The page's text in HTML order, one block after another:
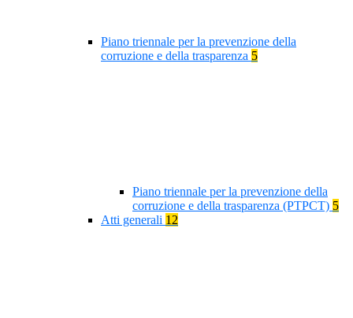
Piano triennale per la prevenzione della
corruzione e della trasparenza 5
Piano triennale per la prevenzione della
corruzione e della trasparenza (PTPCT) 5
Atti generali 12